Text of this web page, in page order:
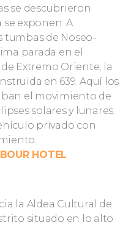
se descubrieron
exponen. A
tumbas de Noseo-
parada en el
Extremo Oriente, la
en 639. Aquí los
el movimiento de
solares y lunares.
privado con
HOTEL
la Aldea Cultural de
situado en lo alto